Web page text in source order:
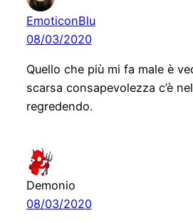
EmoticonBlu
08/03/2020
Quello che più mi fa male è
scarsa consapevolezza c’è
regredendo.
Demonio
08/03/2020